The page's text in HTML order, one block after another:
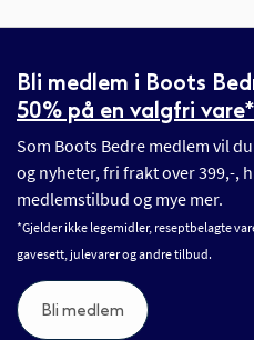
Bli medlem i Boots
50% på en valgfri vare*
Som Boots Bedre medlem vil
og nyheter, fri frakt over 399,-,
medlemstilbud og mye mer.
*Gjelder ikke legemidler, reseptbelagte
gavesett, julevarer og andre tilbud.
Bli medlem